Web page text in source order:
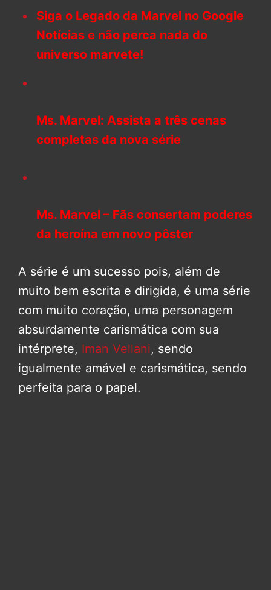
Siga o Legado da Marvel no Google
Notícias e não perca nada do
universo marvete!
Ms. Marvel: Assista a três cenas
completas da nova série
Ms. Marvel – Fãs consertam poderes
da heroína em novo pôster
A série é um sucesso pois, além de
muito bem escrita e dirigida, é uma série
com muito coração, uma personagem
absurdamente carismática com sua
intérprete, Iman Vellani, sendo
igualmente amável e carismática, sendo
perfeita para o papel.